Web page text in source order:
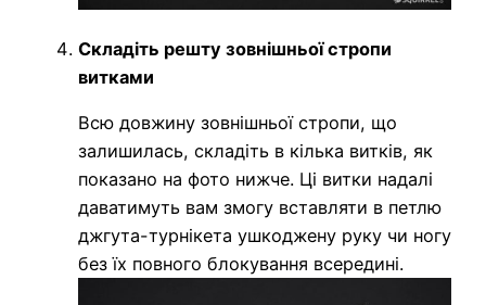
Складіть решту зовнішньої стропи
витками
Всю довжину зовнішньої стропи, що
залишилась, складіть в кілька витків, як
показано на фото нижче. Ці витки надалі
даватимуть вам змогу вставляти в петлю
джгута-турнікета ушкоджену руку чи ногу
без їх повного блокування всередині.